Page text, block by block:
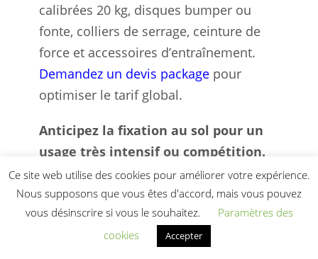
calibrées 20 kg, disques bumper ou
fonte, colliers de serrage, ceinture de
force et accessoires d’entraînement.
Demandez un devis package pour
optimiser le tarif global.
Anticipez la fixation au sol pour un
usage très intensif ou compétition.
Le PTT0277 est conçu pour fonctionner
en pose libre grâce à ses 153,9 kg et ses
patins PVC antidérapants. En usage
compétition powerlifting avec charges
Ce site web utilise des cookies pour améliorer votre expérience.
Nous supposons que vous êtes d'accord, mais vous pouvez
vous désinscrire si vous le souhaitez.
Paramètres des
cookies
Accepter